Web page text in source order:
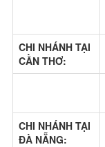
CHI NHÁNH TẠI
CẦN THƠ:
CHI NHÁNH TẠI
ĐÀ NẴNG: